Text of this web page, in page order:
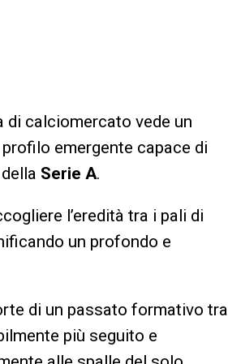
calciomercato vede un
emergente capace di
Serie A.
l’eredità tra i pali di
un profondo e
di un passato formativo tra
più seguito e